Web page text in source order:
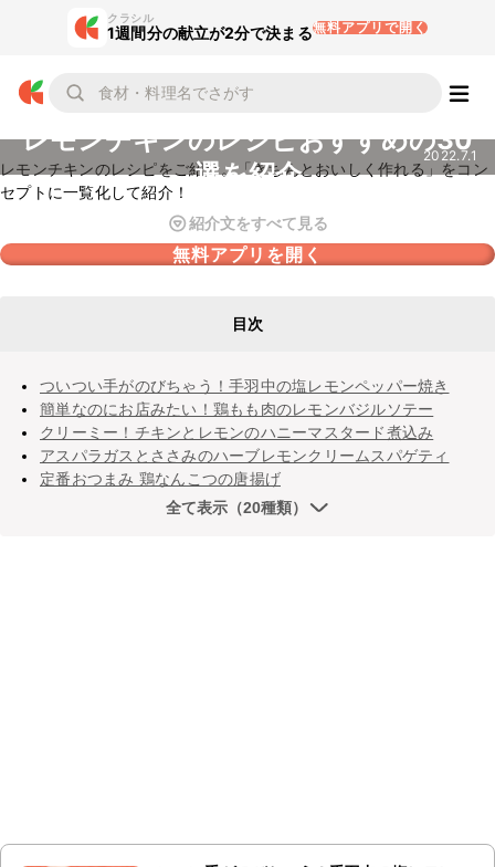
クラシル
1週間分の献立が2分で決まる無料アプリで開く
レモンチキンのレシピおすすめの30
選を紹介
2022.7.1
レモンチキンのレシピをご紹介。「きちんとおいしく作れる」をコン
セプトに一覧化して紹介！
紹介文をすべて見る
無料アプリを開く
目次
ついつい手がのびちゃう！手羽中の塩レモンペッパー焼き
簡単なのにお店みたい！鶏もも肉のレモンバジルソテー
クリーミー！チキンとレモンのハニーマスタード煮込み
アスパラガスとささみのハーブレモンクリームスパゲティ
定番おつまみ 鶏なんこつの唐揚げ
全て表示（20種類）